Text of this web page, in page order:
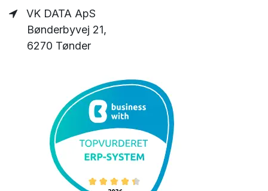
VK DATA ApS
Bønderbyvej 21,
6270 Tønder